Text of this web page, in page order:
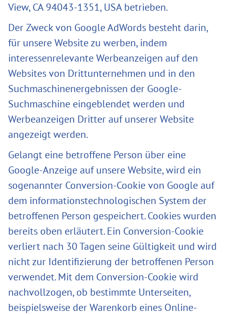
View, CA 94043-1351, USA betrieben.
Der Zweck von Google AdWords besteht darin,
für unsere Website zu werben, indem
interessenrelevante Werbeanzeigen auf den
Websites von Drittunternehmen und in den
Suchmaschinenergebnissen der Google-
Suchmaschine eingeblendet werden und
Werbeanzeigen Dritter auf unserer Website
angezeigt werden.
Gelangt eine betroffene Person über eine
Google-Anzeige auf unsere Website, wird ein
sogenannter Conversion-Cookie von Google auf
dem informationstechnologischen System der
betroffenen Person gespeichert. Cookies wurden
bereits oben erläutert. Ein Conversion-Cookie
verliert nach 30 Tagen seine Gültigkeit und wird
nicht zur Identifizierung der betroffenen Person
verwendet. Mit dem Conversion-Cookie wird
nachvollzogen, ob bestimmte Unterseiten,
beispielsweise der Warenkorb eines Online-